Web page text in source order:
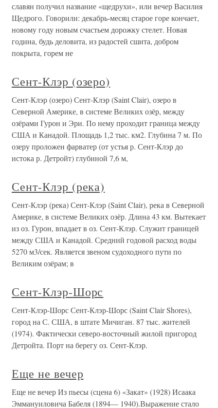
славян получил название «щедрухи», или вечер Василия
Щедрого. Говорили: декабрь-месяц старое горе кончает,
новому году новым счастьем дорожку стелет. Новая
година, будь деловита, из радостей сшита, добром
покрыта, горем не
Сент-Клэр (озеро)
Сент-Клэр (озеро) Сент-Клэр (Saint Clair), озеро в
Северной Америке, в системе Великих озёр, между
озёрами Гурон и Эри. По нему проходит граница между
США и Канадой. Площадь 1,2 тыс. км2. Глубина 7 м. По
озеру проложен фарватер (от устья р. Сент-Клэр до
истока р. Детройт) глубиной 7,6 м,
Сент-Клэр (река)
Сент-Клэр (река) Сент-Клэр (Saint Clair), река в Северной
Америке, в системе Великих озёр. Длина 43 км. Вытекает
из оз. Гурон, впадает в оз. Сент-Клэр. Служит границей
между США и Канадой. Средний годовой расход воды
5270 м3/сек. Является звеном судоходного пути по
Великим озёрам; в
Сент-Клэр-Шорс
Сент-Клэр-Шорс Сент-Клэр-Шорс (Saint Clair Shores),
город на С. США, в штате Мичиган. 87 тыс. жителей
(1974). Фактически северо-восточный жилой пригород
Детройта. Порт на берегу оз. Сент-Клэр.
Еще не вечер
Еще не вечер Из пьесы (сцена 6) «Закат» (1928) Исаака
Эммануиловича Бабеля (1894— 1940).Выражение стало